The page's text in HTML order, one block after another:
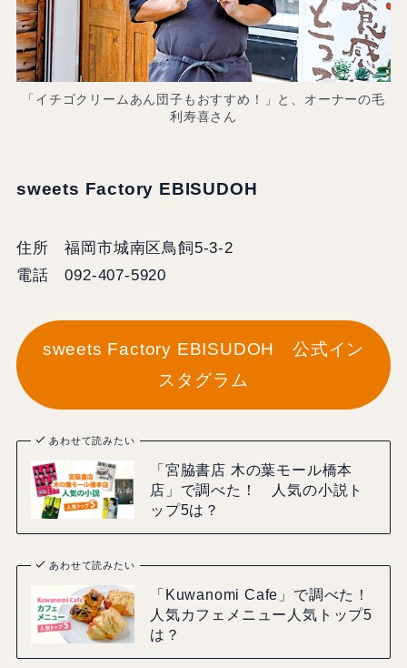
「イチゴクリームあん団子もおすすめ！」と、オーナーの毛
利寿喜さん
sweets Factory EBISUDOH
住所 福岡市城南区鳥飼5-3-2
電話 092-407-5920
sweets Factory EBISUDOH 公式イン
スタグラム
あわせて読みたい
「宮脇書店 木の葉モール橋本
店」で調べた！ 人気の小説ト
ップ5は？
あわせて読みたい
「Kuwanomi Cafe」で調べた！
人気カフェメニュー人気トップ5
は？